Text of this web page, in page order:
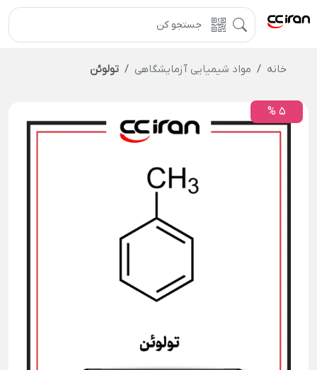
خانه مواد شیمیایی آزمایشگاهی تولوئن
5 %